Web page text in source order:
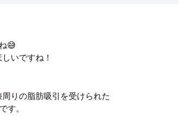
😅
いですね！
りの脂肪吸引を受けられた
す。